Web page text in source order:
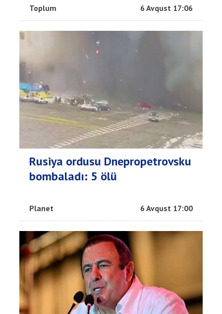
Toplum 6 Avqust 17:06
Rusiya ordusu Dnepropetrovsku
bombaladı: 5 ölü
Planet 6 Avqust 17:00